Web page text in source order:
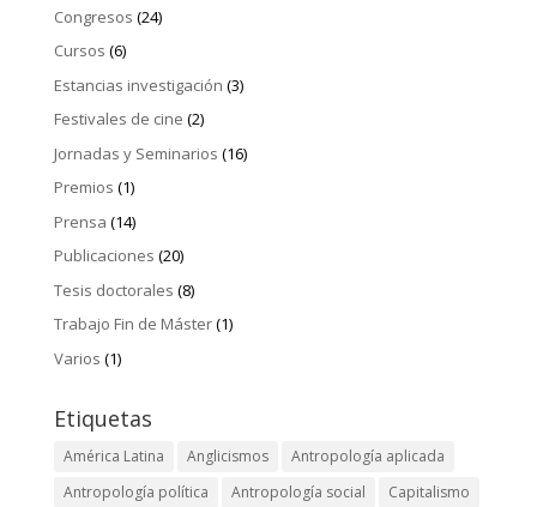
Congresos (24)
Cursos (6)
Estancias investigación (3)
Festivales de cine (2)
Jornadas y Seminarios (16)
Premios (1)
Prensa (14)
Publicaciones (20)
Tesis doctorales (8)
Trabajo Fin de Máster(1)
Varios (1)
Etiquetas
América Latina Anglicismos
Antropología aplicada
Antropología política
Antropología social
Capitalismo